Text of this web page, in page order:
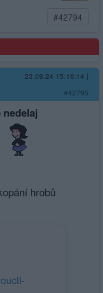
#42794
23.09.24 15:16:14 |
#42795
nedelaj
hrobů